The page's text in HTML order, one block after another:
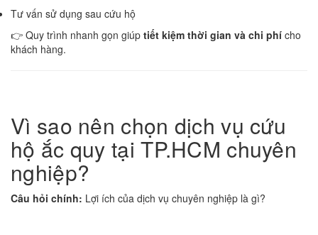
Tư vấn sử dụng sau cứu hộ
👉 Quy trình nhanh gọn giúp tiết kiệm thời gian và chi phí cho
khách hàng.
Vì sao nên chọn dịch vụ cứu
hộ ắc quy tại TP.HCM chuyên
nghiệp?
Câu hỏi chính: Lợi ích của dịch vụ chuyên nghiệp là gì?